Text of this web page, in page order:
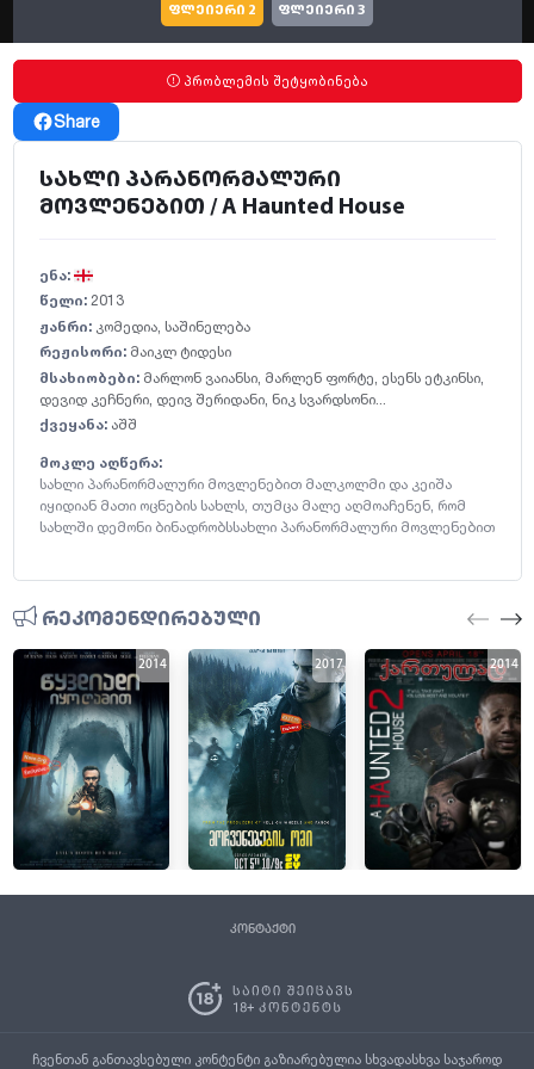
ფლეიერი 2 ფლეიერი 3
პრობლემის შეტყობინება
Share
სახლი პარანორმალური
მოვლენებით / A Haunted House
ენა:
წელი: 2013
ჟანრი: კომედია, საშინელება
რეჟისორი: მაიკლ ტიდესი
მსახიობები: მარლონ ვაიანსი, მარლენ ფორტე ესენს ეტკინსი,
დევიდ კეჩნერი, დეივ შერიდანი, ნიკ სვარდსონი...
ქვეყანა: აშშ
მოკლე აღწერა:
სახლი პარანორმალური მოვლენებით მალკოლმი და კეიშა
იყიდიან მათი ოცნების სახლს, თუმცა მალე აღმოაჩენენ, რომ
სახლში დემონი ბინადრობსსახლი პარანორმალური მოვლენებით
რეკომენდირებული
2014 2017 2014
კონტაქტი
ჩვენთან განთავსებული კონტენტი გაზიარებულია სხვადასხვა საჯაროდ